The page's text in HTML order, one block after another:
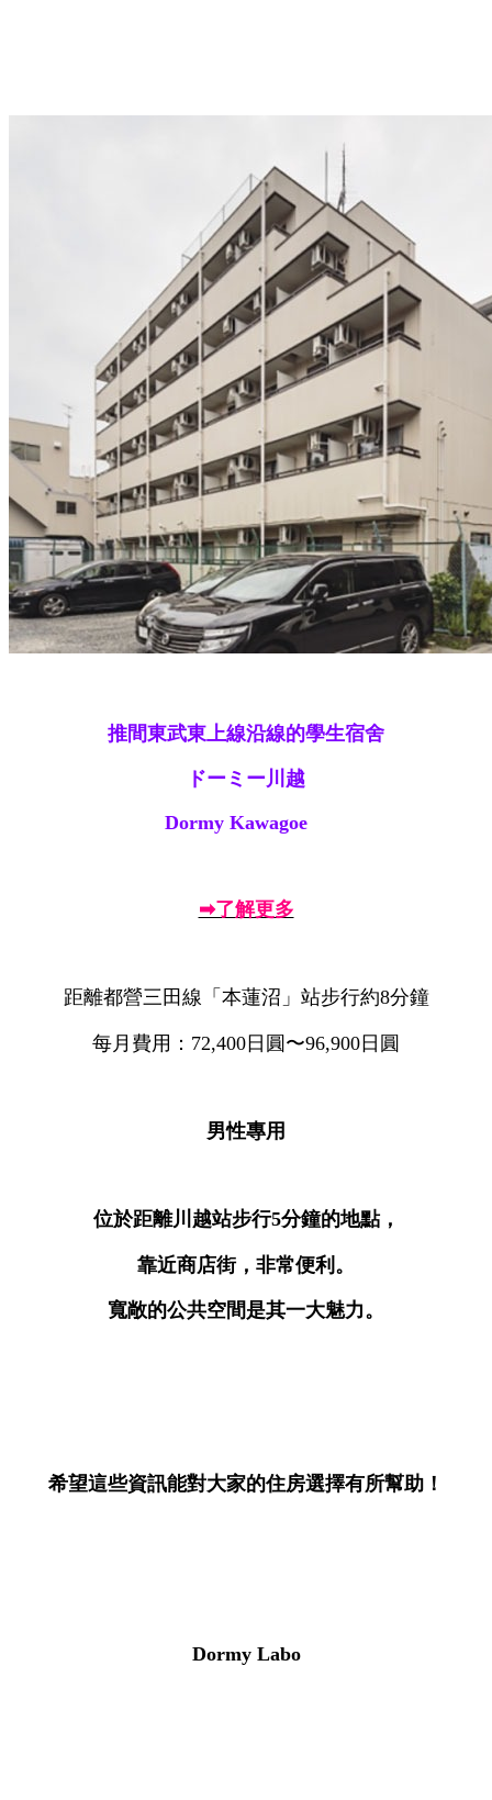
推間東武東上線沿線的學生宿舍
ドーミー川越
Dormy Kawagoe
➡了解更多
距離都營三田線「本蓮沼」站步行約8分鐘
每月費用：72,400日圓〜96,900日圓
男性專用
位於距離川越站步行5分鐘的地點，
靠近商店街，非常便利。
寬敞的公共空間是其一大魅力。
希望這些資訊能對大家的住房選擇有所幫助！
Dormy Labo